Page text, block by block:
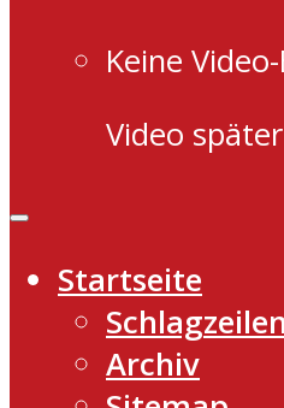
Keine
Video
Startseite
Schlagzeilen
Archiv